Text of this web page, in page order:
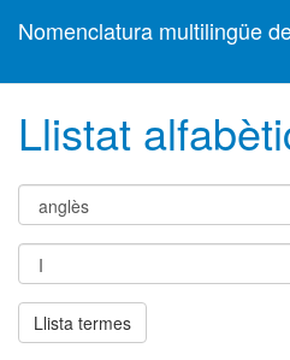
Nomenclatura multilingüe
Llistat
Llista termes